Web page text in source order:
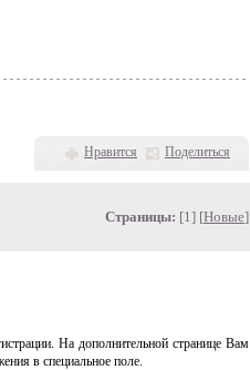
Нравится Поделиться
Страницы: [1] [Новые]
На дополнительной странице Вам
в специальное поле.